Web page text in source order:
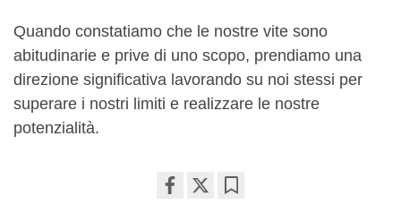
Quando constatiamo che le nostre vite sono
abitudinarie e prive di uno scopo, prendiamo una
direzione significativa lavorando su noi stessi per
superare i nostri limiti e realizzare le nostre
potenzialità.